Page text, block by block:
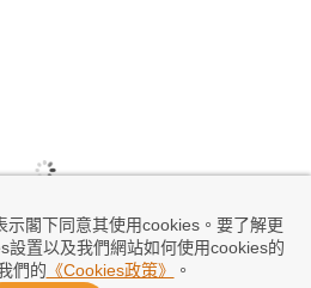
示閣下同意其使用cookies。要了解更
設置以及我們網站如何使用cookies的
們的 《Cookies政策》 。